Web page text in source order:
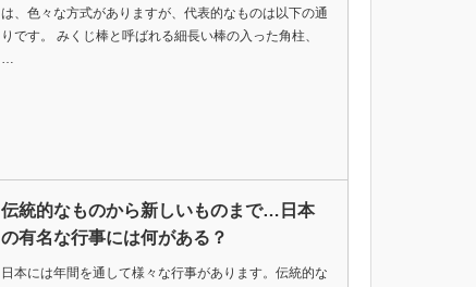
は、色々な方式がありますが、代表的なものは以下の通
りです。 みくじ棒と呼ばれる細長い棒の入った角柱、
…
伝統的なものから新しいものまで…日本
の有名な行事には何がある？
日本には年間を通して様々な行事があります。伝統的な